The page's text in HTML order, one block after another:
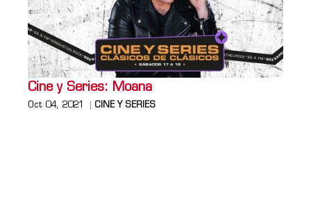
Cine y Series: Moana
Oct 04, 2021 CINE Y SERIES